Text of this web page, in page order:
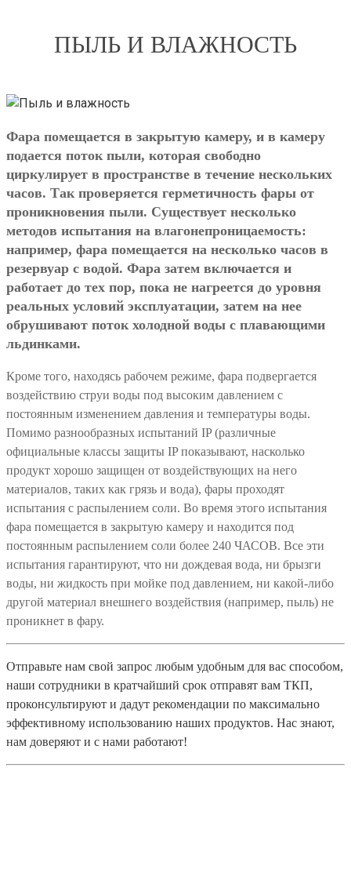
ПЫЛЬ И ВЛАЖНОСТЬ
Фара помещается в закрытую камеру, и в камеру
подается поток пыли, которая свободно
циркулирует в пространстве в течение нескольких
часов. Так проверяется герметичность фары от
проникновения пыли. Существует несколько
методов испытания на влагонепроницаемость:
например, фара помещается на несколько часов в
резервуар с водой. Фара затем включается и
работает до тех пор, пока не нагреется до уровня
реальных условий эксплуатации, затем на нее
обрушивают поток холодной воды с плавающими
льдинками.
Кроме того, находясь рабочем режиме, фара подвергается
воздействию струи воды под высоким давлением с
постоянным изменением давления и температуры воды.
Помимо разнообразных испытаний IP (различные
официальные классы защиты IP показывают, насколько
продукт хорошо защищен от воздействующих на него
материалов, таких как грязь и вода), фары проходят
испытания с распылением соли. Во время этого испытания
фара помещается в закрытую камеру и находится под
постоянным распылением соли более 240 ЧАСОВ. Все эти
испытания гарантируют, что ни дождевая вода, ни брызги
воды, ни жидкость при мойке под давлением, ни какой-либо
другой материал внешнего воздействия (например, пыль) не
проникнет в фару.
Отправьте нам свой запрос любым удобным для вас способом,
наши сотрудники в кратчайший срок отправят вам ТКП,
проконсультируют и дадут рекомендации по максимально
эффективному использованию наших продуктов. Нас знают,
нам доверяют и с нами работают!